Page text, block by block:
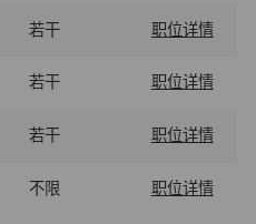
若干 职位详情
若干 职位详情
若干 职位详情
不限 职位详情